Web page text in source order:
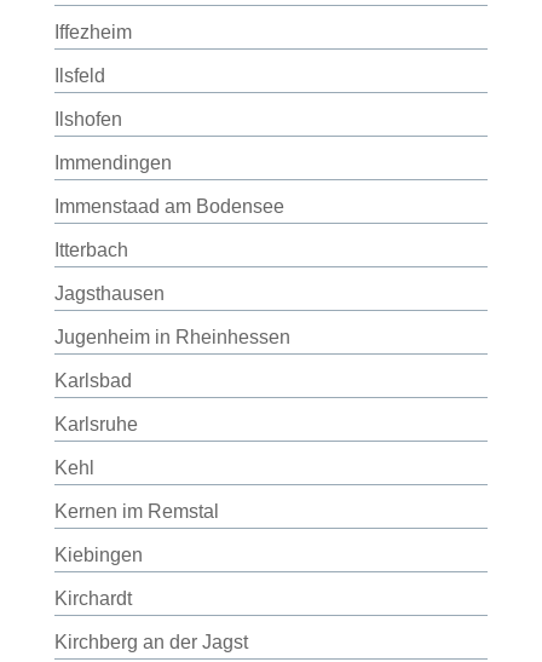
Iffezheim
Ilsfeld
Ilshofen
Immendingen
Immenstaad am Bodensee
Itterbach
Jagsthausen
Jugenheim in Rheinhessen
Karlsbad
Karlsruhe
Kehl
Kernen im Remstal
Kiebingen
Kirchardt
Kirchberg an der Jagst